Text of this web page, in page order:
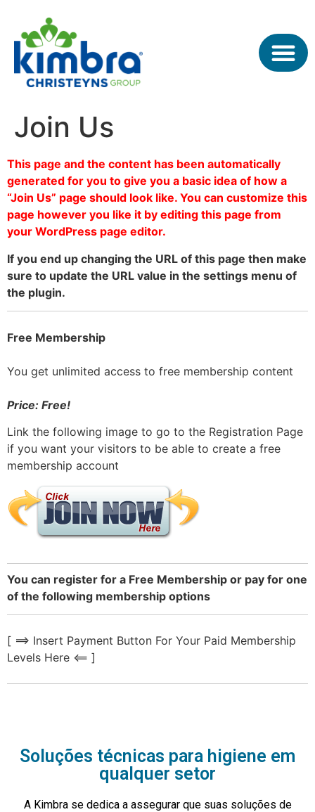
Join Us
This page and the content has been automatically
generated for you to give you a basic idea of how a
“Join Us” page should look like. You can customize this
page however you like it by editing this page from
your WordPress page editor.
If you end up changing the URL of this page then make
sure to update the URL value in the settings menu of
the plugin.
Free Membership
You get unlimited access to free membership content
Price: Free!
Link the following image to go to the Registration Page
if you want your visitors to be able to create a free
membership account
You can register for a Free Membership or pay for one
of the following membership options
[ ==> Insert Payment Button For Your Paid Membership
Levels Here <== ]
Soluções técnicas para higiene em
qualquer setor
A Kimbra se dedica a assegurar que suas soluções de